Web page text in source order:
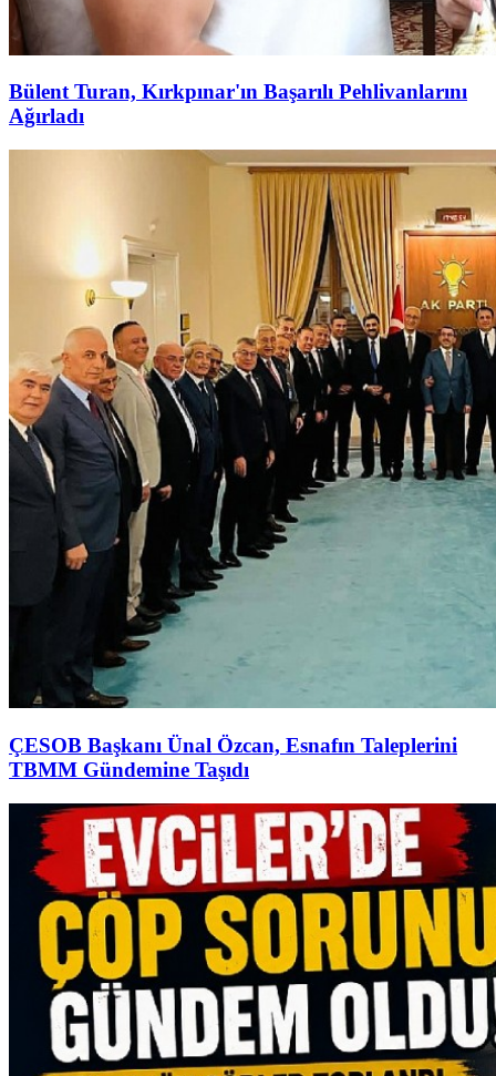
Bülent Turan, Kırkpınar'ın Başarılı Pehlivanlarını
Ağırladı
ÇESOB Başkanı Ünal Özcan, Esnafın Taleplerini
TBMM Gündemine Taşıdı